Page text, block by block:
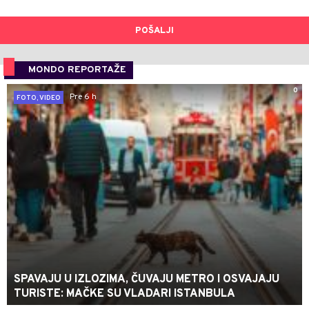
POŠALJI
MONDO REPORTAŽE
0
FOTO, VIDEO
Pre 6 h
SPAVAJU U IZLOZIMA, ČUVAJU METRO I OSVAJAJU
TURISTE: MAČKE SU VLADARI ISTANBULA